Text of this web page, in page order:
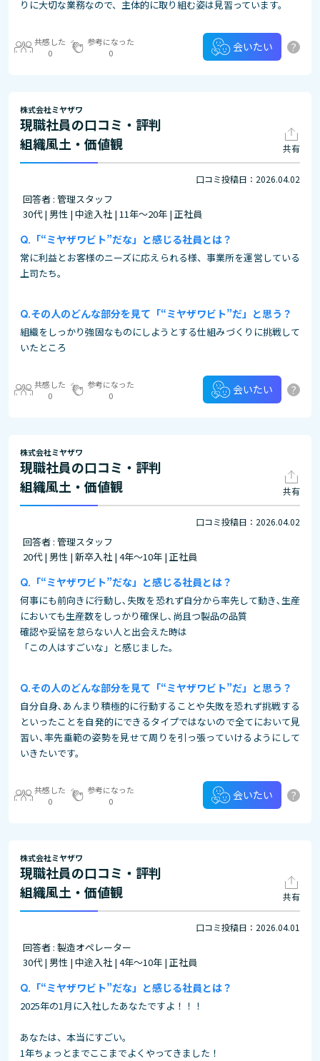
りに大切な業務なので、主体的に取り組む姿は見習っています。
共感した
0
参考になった
0
会いたい ?
株式会社ミヤザワ
現職社員の口コミ・評判
組織風土・価値観
共有
口コミ投稿日：2026.04.02
回答者 : 管理スタッフ
30代 | 男性 | 中途入社 | 11年～20年 | 正社員
「“ミヤザワビト”だな」と感じる社員とは？
常に利益とお客様のニーズに応えられる様、事業所を運営している
上司たち。
その人のどんな部分を見て「“ミヤザワビト”だ」と思う？
組織をしっかり強固なものにしようとする仕組みづくりに挑戦して
いたところ
共感した
0
参考になった
0
会いたい ?
株式会社ミヤザワ
現職社員の口コミ・評判
組織風土・価値観
共有
口コミ投稿日：2026.04.02
回答者 : 管理スタッフ
20代 | 男性 | 新卒入社 | 4年～10年 | 正社員
「“ミヤザワビト”だな」と感じる社員とは？
何事にも前向きに行動し､失敗を恐れず自分から率先して動き､生産
においても生産数をしっかり確保し､尚且つ製品の品質
確認や妥協を怠らない人と出会えた時は
「この人はすごいな」と感じました。
その人のどんな部分を見て「“ミヤザワビト”だ」と思う？
自分自身､あんまり積極的に行動することや失敗を恐れず挑戦する
といったことを自発的にできるタイプではないので全てにおいて見
習い､率先垂範の姿勢を見せて周りを引っ張っていけるようにして
いきたいです。
共感した
0
参考になった
0
会いたい ?
株式会社ミヤザワ
現職社員の口コミ・評判
組織風土・価値観
共有
口コミ投稿日：2026.04.01
回答者 : 製造オペレーター
30代 | 男性 | 中途入社 | 4年～10年 | 正社員
「“ミヤザワビト”だな」と感じる社員とは？
2025年の1月に入社したあなたですよ！！！
あなたは、本当にすごい。
1年ちょっとまでここまでよくやってきました！